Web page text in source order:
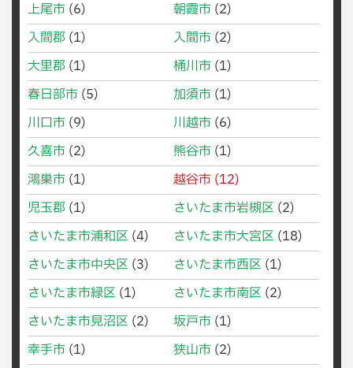
上尾市 (6) 朝霞市 (2)
入間郡 (1) 入間市 (2)
大里郡 (1) 桶川市 (1)
春日部市 (5) 加須市 (1)
川口市 (9) 川越市 (6)
久喜市 (2) 熊谷市 (1)
鴻巣市 (1) 越谷市 (12)
児玉郡 (1) さいたま市岩槻区 (2)
さいたま市浦和区 (4) さいたま市大宮区 (18)
さいたま市中央区 (3) さいたま市西区 (1)
さいたま市緑区 (1) さいたま市南区 (2)
さいたま市見沼区 (2) 坂戸市 (1)
幸手市 (1) 狭山市 (2)